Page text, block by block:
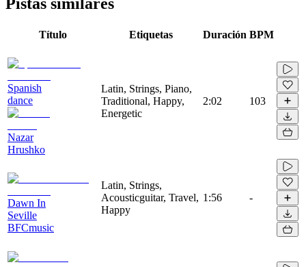
Título Etiquetas Duración BPM
Spanish
dance
Nazar
Hrushko
Latin, Strings, Piano,
Traditional, Happy,
Energetic
2:02 103
Dawn In
Seville
BFCmusic
Latin, Strings,
Acousticguitar, Travel,
Happy
1:56 -